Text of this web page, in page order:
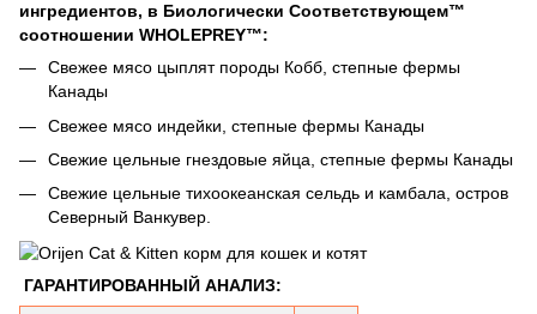
ингредиентов, в Биологически Соответствующем™
соотношении WHOLEPREY™:
Свежее мясо цыплят породы Кобб, степные фермы
Канады
Свежее мясо индейки, степные фермы Канады
Свежие цельные гнездовые яйца, степные фермы Канады
Свежие цельные тихоокеанская сельдь и камбала, остров
Северный Ванкувер.
ГАРАНТИРОВАННЫЙ АНАЛИЗ: